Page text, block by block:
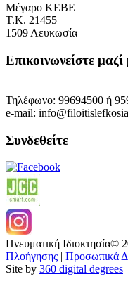
Μέγαρο ΚΕΒΕ
Τ.Κ. 21455
1509 Λευκωσία
Επικοινωνείστε μαζί
Τηλέφωνο: 99694500 ή
e-mail:
Συνδεθείτε
Πνευματική Ιδιοκτησία©
Πλοήγησης | Προσωπικά
Site by 360 digital degrees